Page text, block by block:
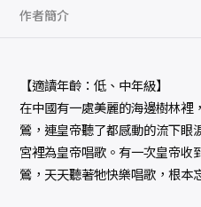
作者簡介
【適讀年齡：低、中年級】
在中國有一處美麗的海邊樹林裡
鶯，連皇帝聽了都感動的流下眼
宮裡為皇帝唱歌。有一次皇帝收
鶯，天天聽著牠快樂唱歌，根